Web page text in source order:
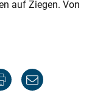
auf Ziegen. Von